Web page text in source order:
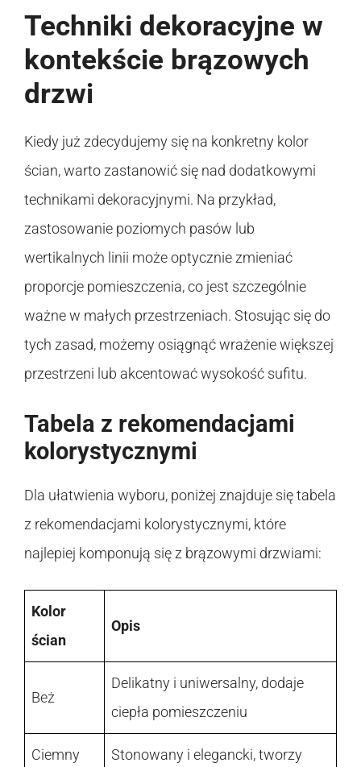
Techniki dekoracyjne w
kontekście brązowych
drzwi
Kiedy już zdecydujemy się na konkretny kolor
ścian, warto zastanowić się nad dodatkowymi
technikami dekoracyjnymi. Na przykład,
zastosowanie poziomych pasów lub
wertikalnych linii może optycznie zmieniać
proporcje pomieszczenia, co jest szczególnie
ważne w małych przestrzeniach. Stosując się do
tych zasad, możemy osiągnąć wrażenie większej
przestrzeni lub akcentować wysokość sufitu.
Tabela z rekomendacjami
kolorystycznymi
Dla ułatwienia wyboru, poniżej znajduje się tabela
z rekomendacjami kolorystycznymi, które
najlepiej komponują się z brązowymi drzwiami:
Kolor
ścian
Opis
Beż
Delikatny i uniwersalny, dodaje
ciepła pomieszczeniu
Ciemny
Stonowany i elegancki, tworzy